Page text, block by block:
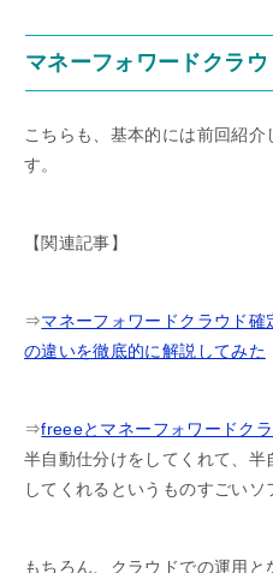
マネーフォワードクラウ
こちらも、基本的には前回紹
す。
【関連記事】
⇒マネーフォワードクラウド
の違いを徹底的に解説してみた
⇒freeeとマネーフォワードク
半自動仕分けをしてくれて、
してくれるというものすごいソ
もちろん、クラウドでの運用と